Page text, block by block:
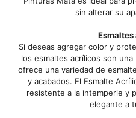
sin alterar su
Si deseas agregar color y
los esmaltes acrílicos son
ofrece una variedad de
y acabados. El Esmalte
resistente a la intemperie y
elegante a